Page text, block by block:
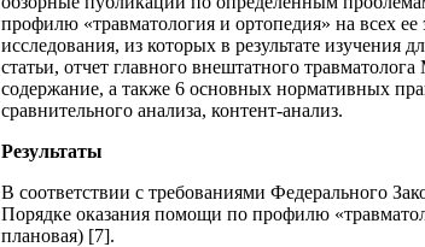
профилю «травматология и ортопедия» на всех
исследования, из которых в результате
статьи, отчет главного внештатного
содержание, а также 6 основных нормативных
сравнительного анализа, контент-анализ.
Результаты
В соответствии с требованиями Федерального
Порядке оказания помощи по профилю
плановая) [7].